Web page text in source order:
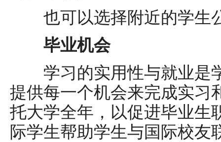
也可以选择附近的学生
毕业机会
学习的实用性与就业是
提供每一个机会来完成实习
托大学全年，以促进毕业生
际学生帮助学生与国际校友